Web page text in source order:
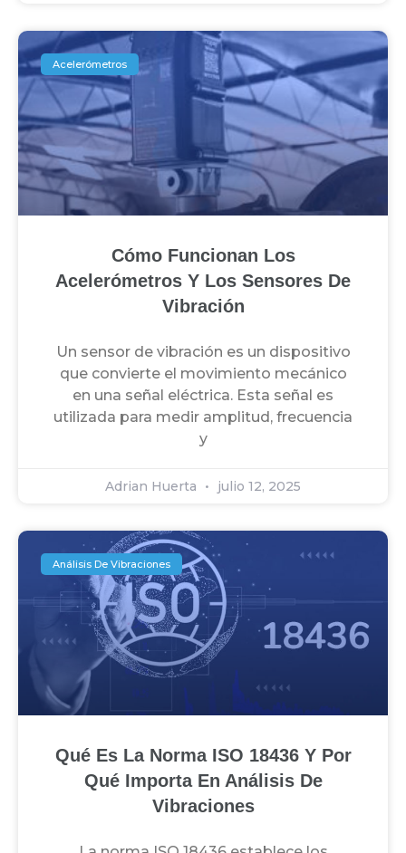
Acelerómetros
Cómo Funcionan Los
Acelerómetros Y Los Sensores De
Vibración
Un sensor de vibración es un dispositivo
que convierte el movimiento mecánico
en una señal eléctrica. Esta señal es
utilizada para medir amplitud, frecuencia
y
Adrian Huerta julio 12, 2025
Análisis De Vibraciones
Qué Es La Norma ISO 18436 Y Por
Qué Importa En Análisis De
Vibraciones